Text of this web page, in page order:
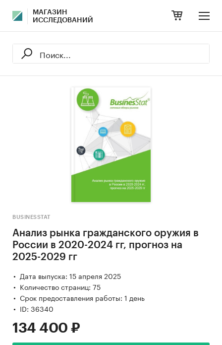
МАГАЗИН
ИССЛЕДОВАНИЙ
BUSINESSTAT
Анализ рынка гражданского оружия в
России в 2020-2024 гг, прогноз на
2025-2029 гг
Дата выпуска: 15 апреля 2025
Количество страниц: 75
Срок предоставления работы: 1 день
ID: 36340
134 400 ₽